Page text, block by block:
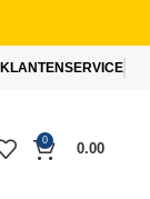
KLANTENSERVICE
0
0.00